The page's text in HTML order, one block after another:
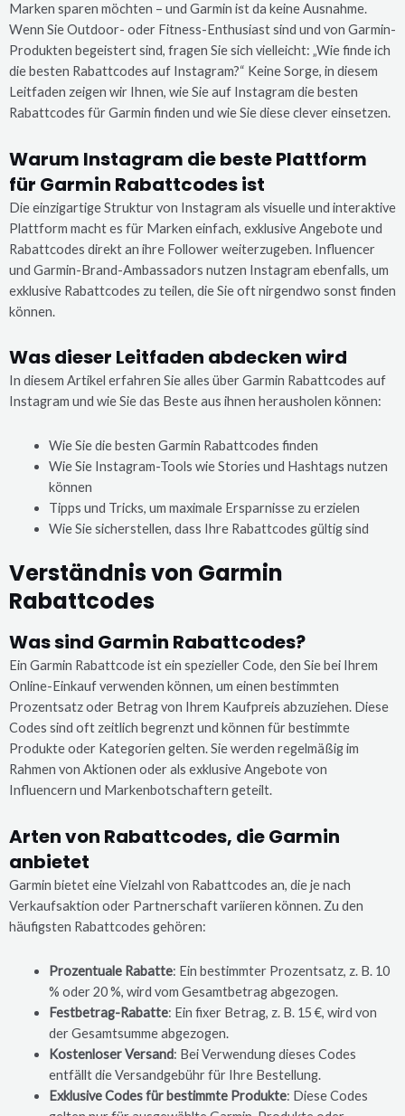
Marken sparen möchten – und Garmin ist da keine Ausnahme.
Wenn Sie Outdoor- oder Fitness-Enthusiast sind und von Garmin-
Produkten begeistert sind, fragen Sie sich vielleicht: „Wie finde ich
die besten Rabattcodes auf Instagram?“ Keine Sorge, in diesem
Leitfaden zeigen wir Ihnen, wie Sie auf Instagram die besten
Rabattcodes für Garmin finden und wie Sie diese clever einsetzen.
Warum Instagram die beste Plattform
für Garmin Rabattcodes ist
Die einzigartige Struktur von Instagram als visuelle und interaktive
Plattform macht es für Marken einfach, exklusive Angebote und
Rabattcodes direkt an ihre Follower weiterzugeben. Influencer
und Garmin-Brand-Ambassadors nutzen Instagram ebenfalls, um
exklusive Rabattcodes zu teilen, die Sie oft nirgendwo sonst finden
können.
Was dieser Leitfaden abdecken wird
In diesem Artikel erfahren Sie alles über Garmin Rabattcodes auf
Instagram und wie Sie das Beste aus ihnen herausholen können:
Wie Sie die besten Garmin Rabattcodes finden
Wie Sie Instagram-Tools wie Stories und Hashtags nutzen
können
Tipps und Tricks, um maximale Ersparnisse zu erzielen
Wie Sie sicherstellen, dass Ihre Rabattcodes gültig sind
Verständnis von Garmin
Rabattcodes
Was sind Garmin Rabattcodes?
Ein Garmin Rabattcode ist ein spezieller Code, den Sie bei Ihrem
Online-Einkauf verwenden können, um einen bestimmten
Prozentsatz oder Betrag von Ihrem Kaufpreis abzuziehen. Diese
Codes sind oft zeitlich begrenzt und können für bestimmte
Produkte oder Kategorien gelten. Sie werden regelmäßig im
Rahmen von Aktionen oder als exklusive Angebote von
Influencern und Markenbotschaftern geteilt.
Arten von Rabattcodes, die Garmin
anbietet
Garmin bietet eine Vielzahl von Rabattcodes an, die je nach
Verkaufsaktion oder Partnerschaft variieren können. Zu den
häufigsten Rabattcodes gehören:
Prozentuale Rabatte: Ein bestimmter Prozentsatz, z. B. 10
% oder 20 %, wird vom Gesamtbetrag abgezogen.
Festbetrag-Rabatte: Ein fixer Betrag, z. B. 15 €, wird von
der Gesamtsumme abgezogen.
Kostenloser Versand: Bei Verwendung dieses Codes
entfällt die Versandgebühr für Ihre Bestellung.
Exklusive Codes für bestimmte Produkte: Diese Codes